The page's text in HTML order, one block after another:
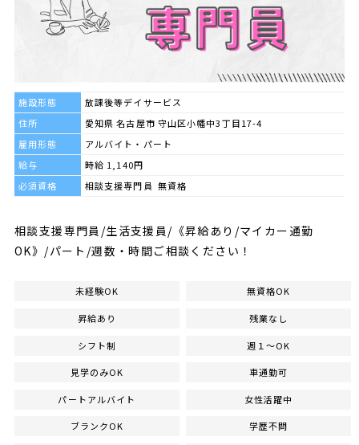
施設形態
放課後等デイサービス
住所
愛知県 名古屋市 守山区小幡中3丁目17-4
雇用形態
アルバイト・パート
給与
時給 1,140円
必須資格
相談支援専門員 無資格
相談支援専門員/生活支援員/《昇給あり/マイカー通勤
OK》/パート/週数・時間ご相談ください！
未経験OK 無資格OK
昇給あり 残業なし
シフト制 週１～OK
見学のみOK 車通勤可
パートアルバイト 女性活躍中
ブランクOK 学歴不問